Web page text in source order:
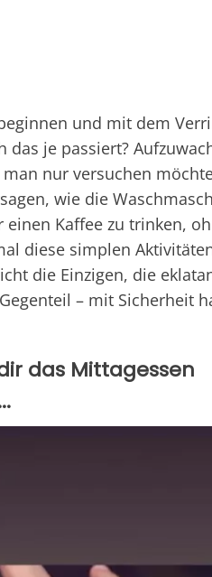
und mit dem
je passiert?
nur versuchen
wie die
Kaffee zu trinken,
diese simplen
die Einzigen, die
– mit Sicherheit
das Mittagessen